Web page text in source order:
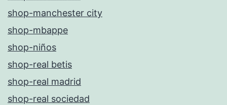
shop-manchester city
shop-mbappe
shop-niños
shop-real betis
shop-real madrid
shop-real sociedad